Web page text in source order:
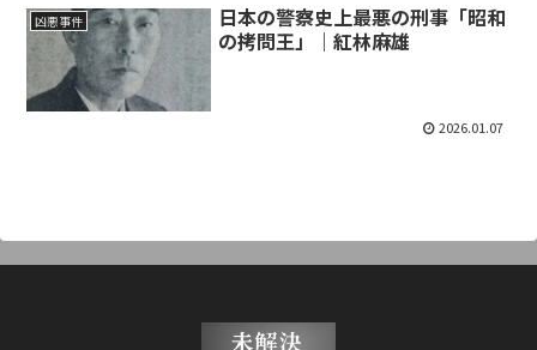
凶悪事件
日本の警察史上最悪の刑事「昭和
の拷問王」｜紅林麻雄
2026.01.07